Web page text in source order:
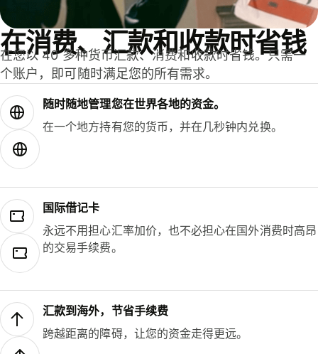
在消费、汇款和收款时省钱
在您以 40 多种货币汇款、消费和收款时省钱。只需一
个账户，即可随时满足您的所有需求。
随时随地管理您在世界各地的资金。
在一个地方持有您的货币，并在几秒钟内兑换。
国际借记卡
永远不用担心汇率加价，也不必担心在国外消费时高昂
的交易手续费。
汇款到海外，节省手续费
跨越距离的障碍，让您的资金走得更远。